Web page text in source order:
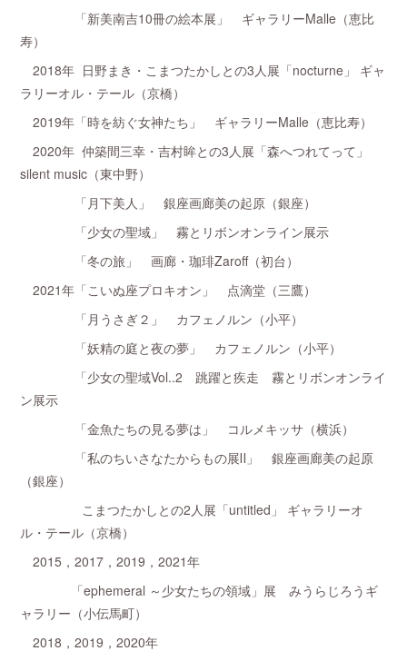
「新美南吉10冊の絵本展」 ギャラリーMalle（恵比
寿）
2018年 日野まき・こまつたかしとの3人展「nocturne」 ギャ
ラリーオル・テール（京橋）
2019年「時を紡ぐ女神たち」 ギャラリーMalle（恵比寿）
2020年 仲築間三幸・吉村眸との3人展「森へつれてって」
silent music（東中野）
「月下美人」 銀座画廊美の起原（銀座）
「少女の聖域」 霧とリボンオンライン展示
「冬の旅」 画廊・珈琲Zaroff（初台）
2021年「こいぬ座プロキオン」 点滴堂（三鷹）
「月うさぎ２」 カフェノルン（小平）
「妖精の庭と夜の夢」 カフェノルン（小平）
「少女の聖域Vol..2 跳躍と疾走 霧とリボンオンライ
ン展示
「金魚たちの見る夢は」 コルメキッサ（横浜）
「私のちいさなたからもの展Ⅱ」 銀座画廊美の起原
（銀座）
こまつたかしとの2人展「untitled」 ギャラリーオ
ル・テール（京橋）
2015，2017，2019，2021年
「ephemeral ～少女たちの領域」展 みうらじろうギ
ャラリー（小伝馬町）
2018，2019，2020年